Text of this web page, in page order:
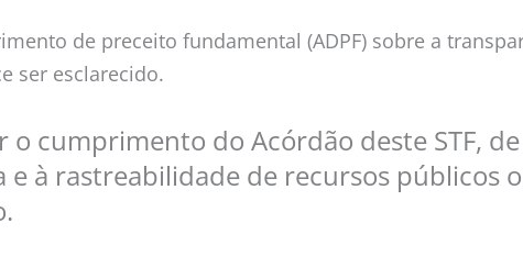
de preceito fundamental (ADPF) sobre a
ser esclarecido.
o cumprimento do Acórdão deste STF,
à rastreabilidade de recursos públicos